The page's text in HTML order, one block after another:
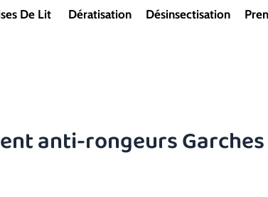
De Lit Dératisation Désinsectisation
anti-rongeurs Garches